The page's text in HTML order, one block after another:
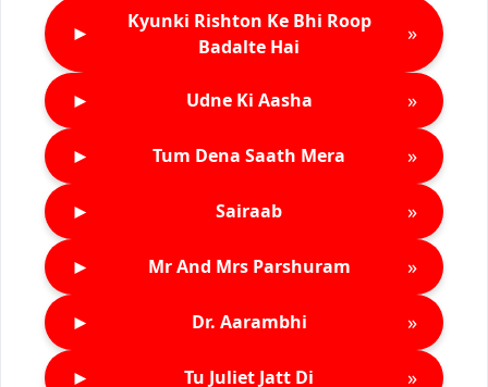
►
Kyunki Rishton Ke Bhi Roop
Badalte Hai
»
► Udne Ki Aasha »
► Tum Dena Saath Mera »
► Sairaab »
► Mr And Mrs Parshuram »
► Dr. Aarambhi »
► Tu Juliet Jatt Di »